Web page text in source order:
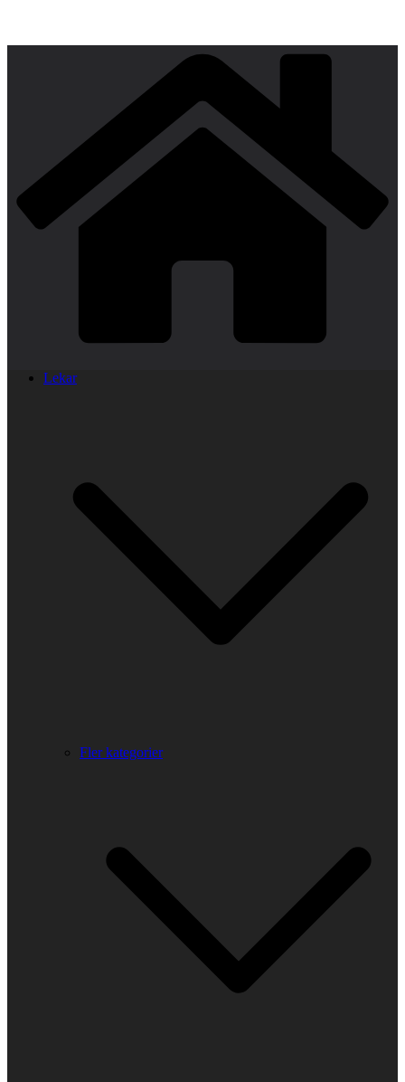
Lekar
Fler kategorier